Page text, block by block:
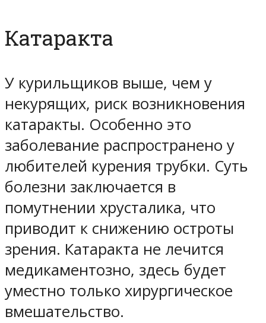
Катаракта
У курильщиков выше, чем у
некурящих, риск возникновения
катаракты. Особенно это
заболевание распространено у
любителей курения трубки. Суть
болезни заключается в
помутнении хрусталика, что
приводит к снижению остроты
зрения. Катаракта не лечится
медикаментозно, здесь будет
уместно только хирургическое
вмешательство.